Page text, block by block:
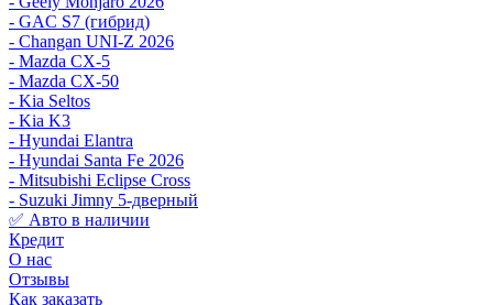
- GAC S7 (гибрид)
- Changan UNI-Z 2026
- Mazda CX-5
- Mazda CX-50
- Kia Seltos
- Kia K3
- Hyundai Elantra
- Hyundai Santa Fe 2026
- Mitsubishi Eclipse Cross
- Suzuki Jimny 5-дверный
✅ Авто в наличии
Кредит
О нас
Отзывы
Как заказать